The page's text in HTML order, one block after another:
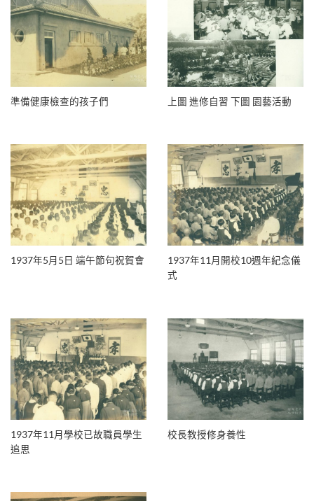
準備健康檢查的孩子們 上圖 進修自習 下圖 園藝活動
1937年5月5日 端午節句祝賀會
1937年11月開校10週年紀念儀
式
1937年11月學校已故職員學生
追思
校長教授修身養性